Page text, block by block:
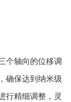
个轴向的位移调
确保达到纳米级
行精细调整，灵